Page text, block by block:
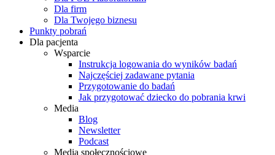
Dla firm
Dla Twojego biznesu
Punkty pobrań
Dla pacjenta
Wsparcie
Instrukcja logowania do wyników badań
Najczęściej zadawane pytania
Przygotowanie do badań
Jak przygotować dziecko do pobrania krwi
Media
Blog
Newsletter
Podcast
Media społecznościowe